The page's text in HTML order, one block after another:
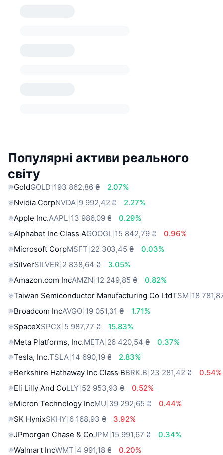
Популярні активи реального
світу
GoldGOLD 193 862,86 ₴
2.07%
Nvidia CorpNVDA 9 992,42 ₴
2.27%
Apple Inc.AAPL 13 986,09 ₴
0.29%
Alphabet Inc Class AGOOGL 15 842,79 ₴
0.96%
Microsoft CorpMSFT 22 303,45 ₴
0.03%
SilverSILVER 2 838,64 ₴
3.05%
Amazon.com IncAMZN 12 249,85 ₴
0.82%
Taiwan Semiconductor Manufacturing Co LtdTSM 18
Broadcom IncAVGO 19 051,31 ₴
1.71%
SpaceXSPCX 5 987,77 ₴
15.83%
Meta Platforms, Inc.META 26 420,54 ₴
0.37%
Tesla, Inc.TSLA 14 690,19 ₴
2.83%
Berkshire Hathaway Inc Class BBRK.B 23 281,42 ₴
0.54%
Eli Lilly And CoLLY 52 953,93 ₴
0.52%
Micron Technology IncMU 39 292,65 ₴
0.44%
SK HynixSKHY 6 168,93 ₴
3.92%
JPmorgan Chase & CoJPM 15 991,67 ₴
0.34%
Walmart IncWMT 4 991,18 ₴ 0.20%